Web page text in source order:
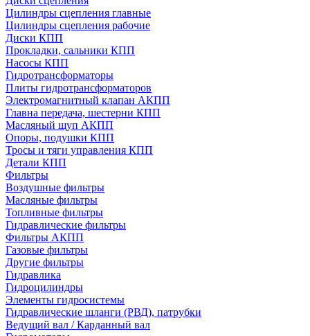
Цилиндры сцепления главные
Цилиндры сцепления рабочие
Диски КПП
Прокладки, сальники КПП
Насосы КПП
Гидротрансформаторы
Плиты гидротрансформаторов
Электромагнитный клапан АКПП
Главна передача, шестерни КПП
Масляный щуп АКПП
Опоры, подушки КПП
Тросы и тяги управления КПП
Детали КПП
Фильтры
Воздушные фильтры
Масляные фильтры
Топливные фильтры
Гидравлические фильтры
Фильтры АКПП
Газовые фильтры
Другие фильтры
Гидравлика
Гидроцилиндры
Элементы гидросистемы
Гидравлические шланги (РВД), патрубки
Ведущий вал / Карданный вал